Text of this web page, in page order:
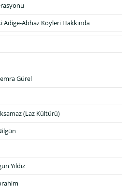
Abhaz Köyleri Hakkında
Gürel
(Laz Kültürü)
Yıldız